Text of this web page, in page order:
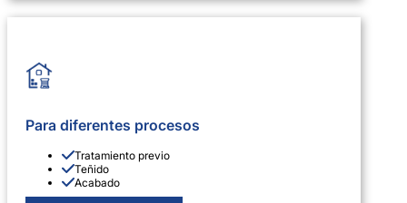
Para diferentes procesos
Tratamiento previo
Teñido
Acabado